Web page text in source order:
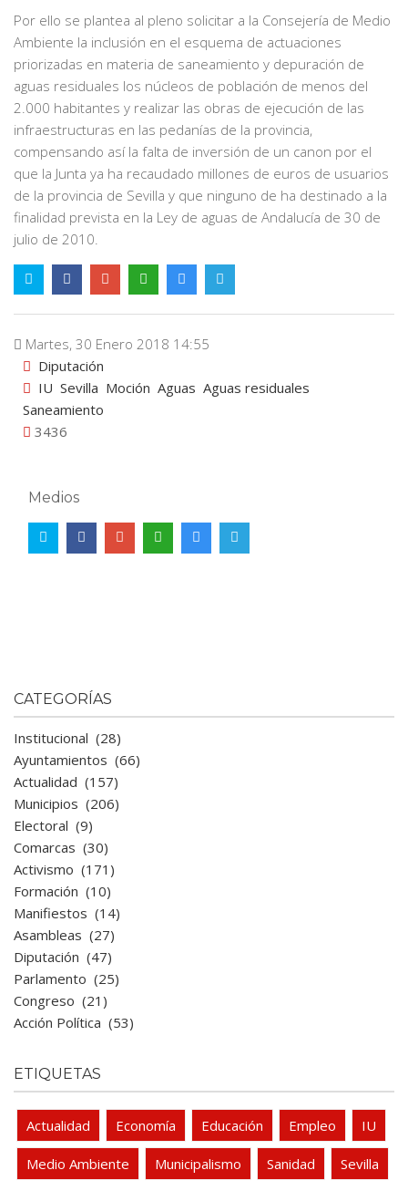
Por ello se plantea al pleno solicitar a la Consejería de Medio
Ambiente la inclusión en el esquema de actuaciones
priorizadas en materia de saneamiento y depuración de
aguas residuales los núcleos de población de menos del
2.000 habitantes y realizar las obras de ejecución de las
infraestructuras en las pedanías de la provincia,
compensando así la falta de inversión de un canon por el
que la Junta ya ha recaudado millones de euros de usuarios
de la provincia de Sevilla y que ninguno de ha destinado a la
finalidad prevista en la Ley de aguas de Andalucía de 30 de
julio de 2010.
Martes, 30 Enero 2018 14:55
Diputación
IU Sevilla Moción Aguas Aguas residuales
Saneamiento
3436
Medios
CATEGORÍAS
Institucional (28)
Ayuntamientos (66)
Actualidad (157)
Municipios (206)
Electoral (9)
Comarcas (30)
Activismo (171)
Formación (10)
Manifiestos (14)
Asambleas (27)
Diputación (47)
Parlamento (25)
Congreso (21)
Acción Política (53)
ETIQUETAS
Actualidad Economía Educación Empleo IU
Medio Ambiente Municipalismo Sanidad Sevilla